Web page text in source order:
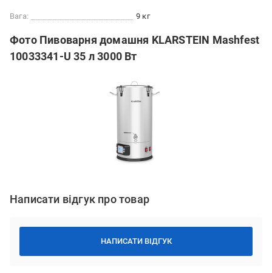
Вага: 9 кг
Фото Пивоварня домашня KLARSTEIN Mashfest
10033341-U 35 л 3000 Вт
Написати відгук про товар
НАПИСАТИ ВІДГУК